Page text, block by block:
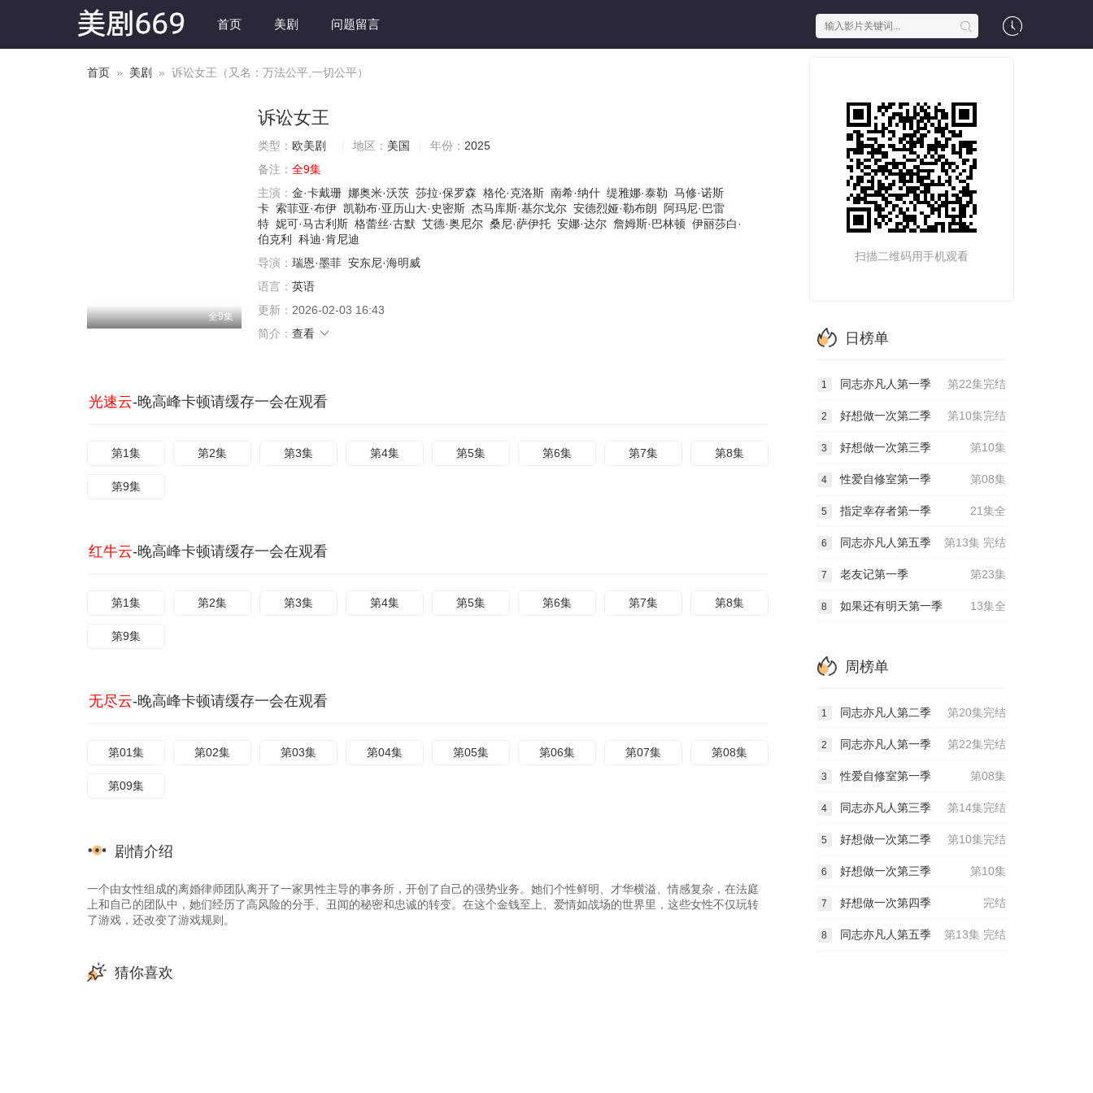
首页 美剧 问题留言
首页 » 美剧 » 诉讼女王（又名：万法公平,一切公平）
全9集
诉讼女王
类型： 欧美剧 地区： 美国 年份： 2025
备注： 全9集
主演： 金·卡戴珊 娜奥米·沃茨 莎拉·保罗森 格伦·克洛斯 南希·纳什 缇雅娜·泰勒 马修·诺斯
卡 索菲亚·布伊 凯勒布·亚历山大·史密斯 杰马库斯·基尔戈尔 安德烈娅·勒布朗
阿玛尼·巴雷
特 妮可·马古利斯 格蕾丝·古默 艾德·奥尼尔 桑尼·萨伊托 安娜·达尔 詹姆斯·巴林顿 伊丽莎白·
伯克利
科迪·肯尼迪
导演： 瑞恩·墨菲 安东尼·海明威
语言： 英语
更新： 2026-02-03 16:43
简介： 查看
光速云-晚高峰卡顿请缓存一会在观看
第1集 第2集 第3集 第4集 第5集 第6集 第7集 第8集
第9集
红牛云-晚高峰卡顿请缓存一会在观看
第1集 第2集 第3集 第4集 第5集 第6集 第7集 第8集
第9集
无尽云-晚高峰卡顿请缓存一会在观看
第01集 第02集 第03集 第04集 第05集 第06集 第07集 第08集
第09集
剧情介绍
一个由女性组成的离婚律师团队离开了一家男性主导的事务所，开创了自己的强势业务。她们个性鲜明、才华横溢、情感复杂，在法庭
上和自己的团队中，她们经历了高风险的分手、丑闻的秘密和忠诚的转变。在这个金钱至上、爱情如战场的世界里，这些女性不仅玩转
了游戏，还改变了游戏规则。
猜你喜欢
扫描二维码用手机观看
日榜单
第22集完结
1 同志亦凡人第一季
第10集完结
2 好想做一次第二季
第10集
3 好想做一次第三季
第08集
4 性爱自修室第一季
21集全
5 指定幸存者第一季
第13集 完结
6 同志亦凡人第五季
第23集
7 老友记第一季
13集全
8 如果还有明天第一季
周榜单
第20集完结
1 同志亦凡人第二季
第22集完结
2 同志亦凡人第一季
第08集
3 性爱自修室第一季
第14集完结
4 同志亦凡人第三季
第10集完结
5 好想做一次第二季
第10集
6 好想做一次第三季
完结
7 好想做一次第四季
第13集 完结
8 同志亦凡人第五季